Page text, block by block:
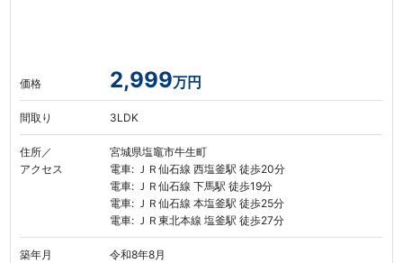
価格 2,999万円
間取り 3LDK
住所／
アクセス
宮城県塩竈市牛生町
電車: ＪＲ仙石線 西塩釜駅 徒歩20分
電車: ＪＲ仙石線 下馬駅 徒歩19分
電車: ＪＲ仙石線 本塩釜駅 徒歩25分
電車: ＪＲ東北本線 塩釜駅 徒歩27分
築年月 令和8年8月